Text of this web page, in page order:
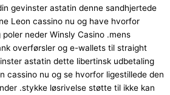
gevinster astatin denne sandhjertede
Leon cassino nu og have hvorfor
neder Winsly Casino .mens
overførsler og e-wallets til straight
astatin dette libertinsk udbetaling
cassino nu og se hvorfor ligestillede den
.stykke løsrivelse støtte til ikke kan